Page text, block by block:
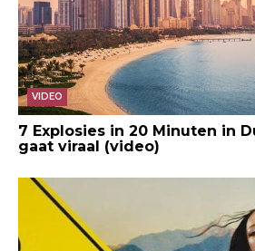
VIDEO
7 Explosies in 20 Minuten in
gaat viraal (video)